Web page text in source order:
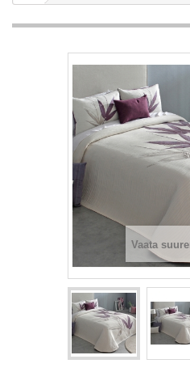
Vaata